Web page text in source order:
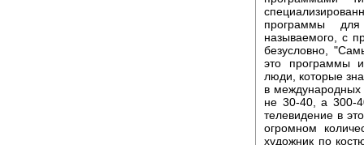
программы
называемого, с
безусловно,
это программы
люди, которые
в международных
не 30-40, а 300-
телевидение в
огромном
художник по